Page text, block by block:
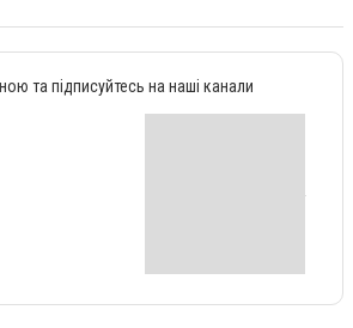
та підписуйтесь на наші канали